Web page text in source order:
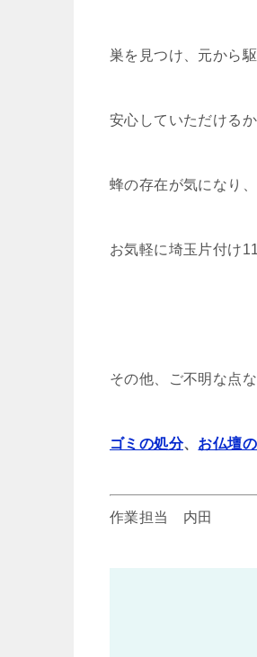
巣を見つけ、元から
安心していただける
蜂の存在が気になり
お気軽に埼玉片付け
その他、ご不明な点
ゴミの処分、 お仏壇
作業担当 内田